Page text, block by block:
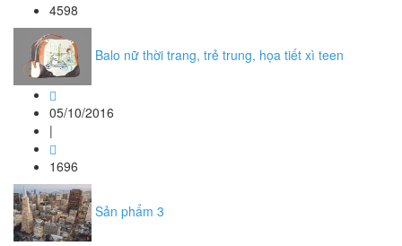
4598
Balo nữ thời trang, trẻ trung, họa tiết xì teen
05/10/2016
|
1696
Sản phẩm 3